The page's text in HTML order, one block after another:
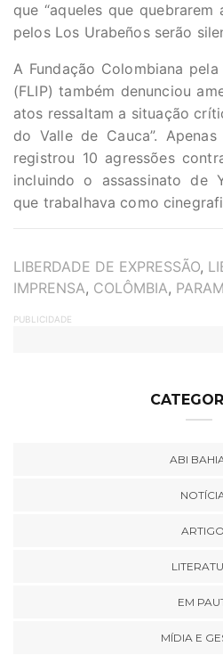
que “aqueles que
pelos Los Urabeños serão
A Fundação Colombiana
(FLIP) também denunciou
atos ressaltam a situação
do Valle de Cauca”.
registrou 10 agressões
incluindo o assassinato de
que trabalhava como
TAGS
LIBERDADE DE EXPRESSÃO,
IMPRENSA, COLÔMBIA,
PUBLICIDADE
ABI
EM
MÍDIA E